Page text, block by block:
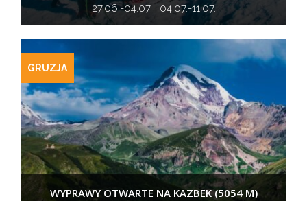
27.06.-04.07. I 04.07.-11.07.
WYPRAWY OTWARTE NA KAZBEK (5054 M)
GRUZJA